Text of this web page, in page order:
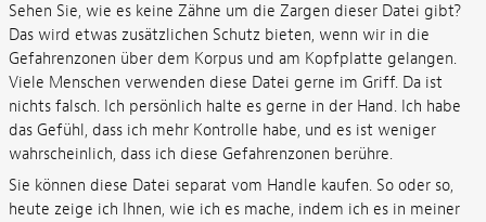
Sehen Sie, wie es keine Zähne um die Zargen dieser Datei gibt?
Das wird etwas zusätzlichen Schutz bieten, wenn wir in die
Gefahrenzonen über dem Korpus und am Kopfplatte gelangen.
Viele Menschen verwenden diese Datei gerne im Griff. Da ist
nichts falsch. Ich persönlich halte es gerne in der Hand. Ich habe
das Gefühl, dass ich mehr Kontrolle habe, und es ist weniger
wahrscheinlich, dass ich diese Gefahrenzonen berühre.
Sie können diese Datei separat vom Handle kaufen. So oder so,
heute zeige ich Ihnen, wie ich es mache, indem ich es in meiner